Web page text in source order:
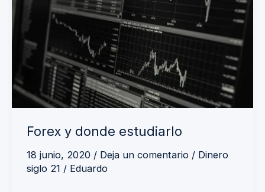
Forex y donde estudiarlo
18 junio, 2020 / Deja un comentario / Dinero
siglo 21 / Eduardo
estudiarlo